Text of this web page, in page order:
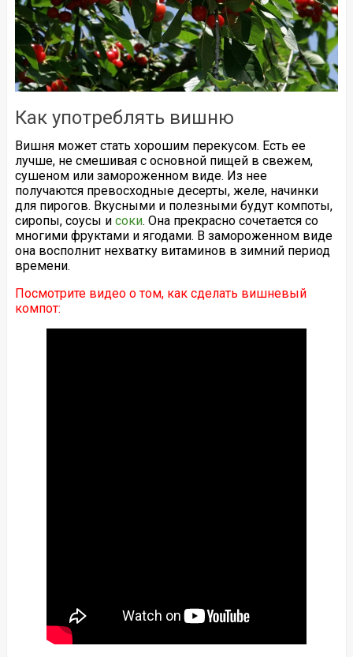
Как употреблять вишню
Вишня может стать хорошим перекусом. Есть ее
лучше, не смешивая с основной пищей в свежем,
сушеном или замороженном виде. Из нее
получаются превосходные десерты, желе, начинки
для пирогов. Вкусными и полезными будут компоты,
сиропы, соусы и соки. Она прекрасно сочетается со
многими фруктами и ягодами. В замороженном виде
она восполнит нехватку витаминов в зимний период
времени.
Посмотрите видео о том, как сделать вишневый
компот: